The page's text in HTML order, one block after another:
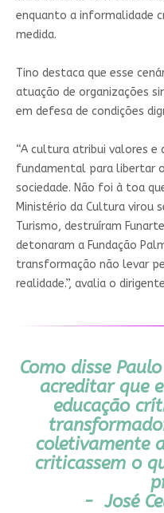
enquanto a informalidade
medida.
Tino destaca que esse
atuação de organizações
em defesa de condições
“A cultura atribui valores e
fundamental para libertar
sociedade. Não foi à toa
Ministério da Cultura virou
Turismo, destruíram
detonaram a Fundação
transformação não levar
realidade.”, avalia o
Como disse
acreditar que
educação
coletivamente
criticassem o
- José